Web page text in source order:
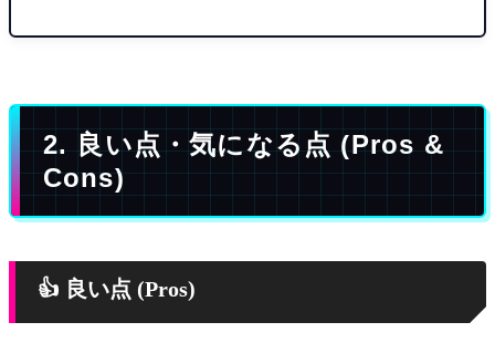
2. 良い点・気になる点 (Pros &
Cons)
👍 良い点 (Pros)